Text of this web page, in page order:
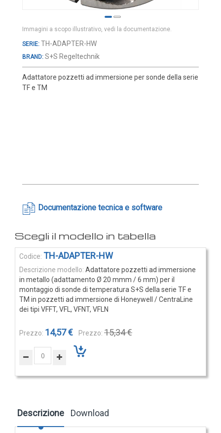
Immagini a scopo illustrativo, vedi la documentazione.
Vai
all'inizio
galleria
di
TH-ADAPTER-HW
BRAND: S+S Regeltechnik
Adattatore pozzetti ad immersione per sonde della serie
TF e TM
Documentazione tecnica e software
Elementi
raggruppati
TH-ADAPTER-HW
Adattatore pozzetti ad immersione
in metallo (adattamento Ø 20 mmm / 6 mm) per il
montaggio di sonde di temperatura S+S della serie TF e
TM in pozzetti ad immersione di Honeywell / CentraLine
dei tipi VFFT, VFL, VFNT, VFLN
14,57 € 15,34 €
Descrizione Download
Raccordi, Flange e Ganci
Colle, Grassi e Adesivi
Teste di connessione
Sonde umidità a cavo
Sonde pioggia e antiallagamento
Igrostati e Termoigrostati
Igrostati ambiente
Igrostati per canale
Strumenti portatili
Termo-igrometri ambiente
Accessori e Ricambi
PRESSIONE
Barometri